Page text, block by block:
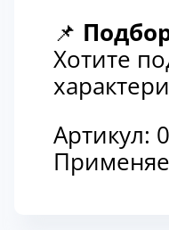
📌
Хотите
Артикул: